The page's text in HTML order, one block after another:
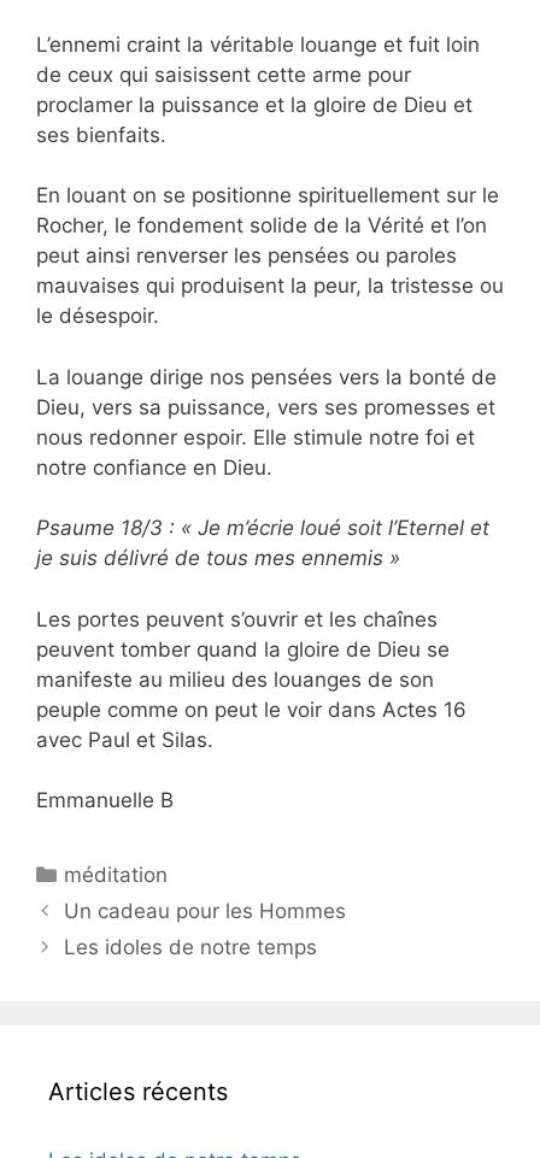
L’ennemi craint la véritable louange et fuit loin
de ceux qui saisissent cette arme pour
proclamer la puissance et la gloire de Dieu et
ses bienfaits.
En louant on se positionne spirituellement sur le
Rocher, le fondement solide de la Vérité et l’on
peut ainsi renverser les pensées ou paroles
mauvaises qui produisent la peur, la tristesse ou
le désespoir.
La louange dirige nos pensées vers la bonté de
Dieu, vers sa puissance, vers ses promesses et
nous redonner espoir. Elle stimule notre foi et
notre confiance en Dieu.
Psaume 18/3 : « Je m’écrie loué soit l’Eternel et
je suis délivré de tous mes ennemis »
Les portes peuvent s’ouvrir et les chaînes
peuvent tomber quand la gloire de Dieu se
manifeste au milieu des louanges de son
peuple comme on peut le voir dans Actes 16
avec Paul et Silas.
Emmanuelle B
méditation
Un cadeau pour les Hommes
Les idoles de notre temps
Articles récents